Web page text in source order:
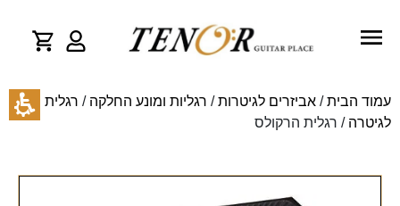
עמוד הבית/ אביזרים לגיטרות/ רגליות ומונע החלקה / רגלית
לגיטרה / רגלית הרקולס